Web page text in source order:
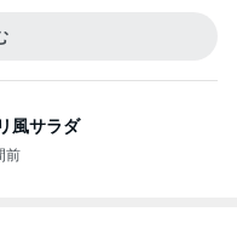
風サラダ
前